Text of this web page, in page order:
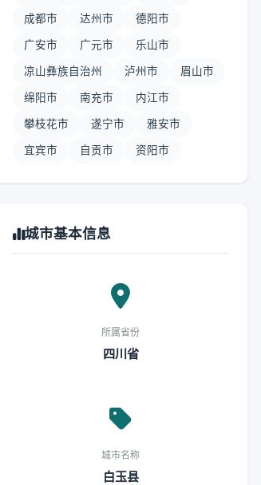
成都市 达州市 德阳市
广安市 广元市 乐山市
凉山彝族自治州 泸州市 眉山市
绵阳市 南充市 内江市
攀枝花市 遂宁市 雅安市
宜宾市 自贡市 资阳市
城市基本信息
所属省份
四川省
城市名称
白玉县